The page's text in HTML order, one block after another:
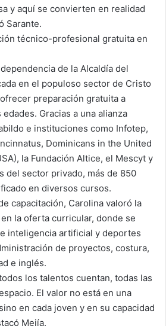
y aquí se convierten en realidad
Sarante.
técnico-profesional gratuita en
de la Alcaldía del
en el populoso sector de Cristo
preparación gratuita a
Gracias a una alianza
e instituciones como Infotep,
Dominicans in the United
la Fundación Altice, el Mescyt y
del sector privado, más de 850
en diversos cursos.
capacitación, Carolina valoró la
la oferta curricular, donde se
inteligencia artificial y deportes
de proyectos, costura,
e inglés.
los talentos cuentan, todas las
El valor no está en una
en cada joven y en su capacidad
Mejía.